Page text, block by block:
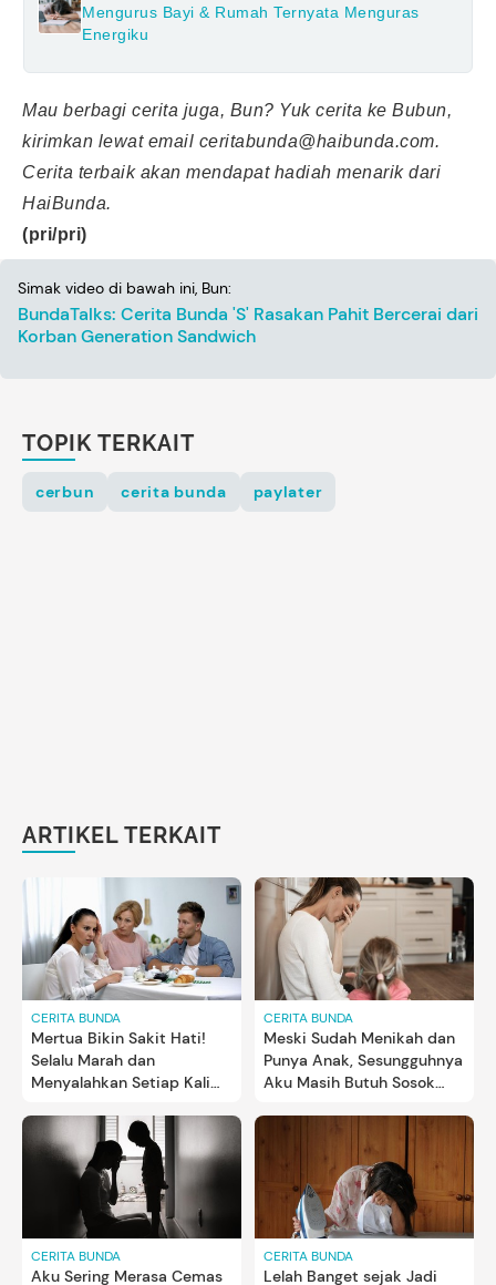
Mengurus Bayi & Rumah Ternyata Menguras
Energiku
Mau berbagi cerita juga, Bun? Yuk cerita ke Bubun,
kirimkan lewat email ceritabunda@haibunda.com.
Cerita terbaik akan mendapat hadiah menarik dari
HaiBunda.
(pri/pri)
Simak video di bawah ini, Bun:
BundaTalks: Cerita Bunda 'S' Rasakan Pahit Bercerai dari
Korban Generation Sandwich
TOPIK TERKAIT
cerbun cerita bunda paylater
ARTIKEL TERKAIT
CERITA BUNDA
Mertua Bikin Sakit Hati!
Selalu Marah dan
Menyalahkan Setiap Kali
CERITA BUNDA
Meski Sudah Menikah dan
Punya Anak, Sesungguhnya
Aku Masih Butuh Sosok
CERITA BUNDA
Aku Sering Merasa Cemas
CERITA BUNDA
Lelah Banget sejak Jadi